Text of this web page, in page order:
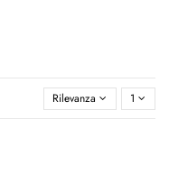
Rilevanza 1